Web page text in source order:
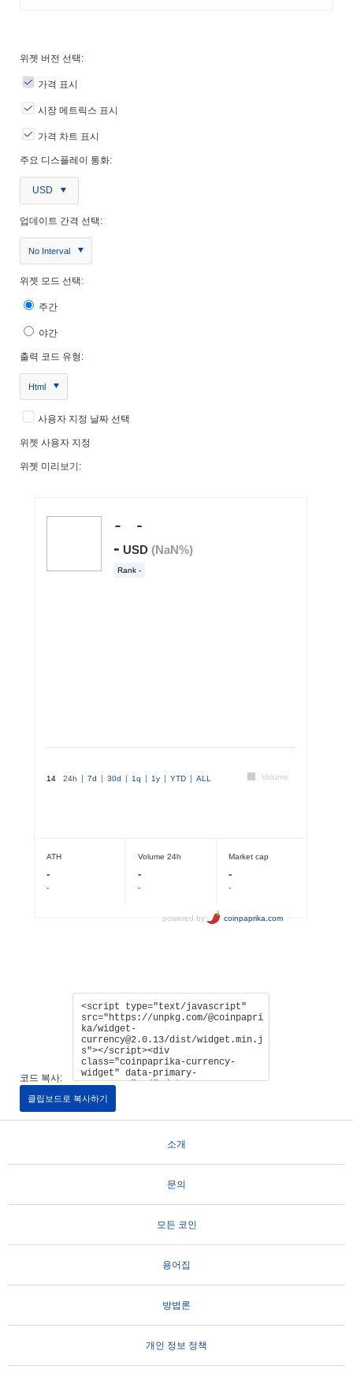
위젯 버전 선택:
가격 표시
시장 메트릭스 표시
가격 차트 표시
주요 디스플레이 통화:
USD
업데이트 간격 선택:
No Interval
위젯 모드 선택:
주간
야간
출력 코드 유형:
Html
사용자 지정 날짜 선택
위젯 사용자 지정
위젯 미리보기:
코드 복사:
클립보드로 복사하기
소개
문의
모든 코인
용어집
방법론
개인 정보 정책